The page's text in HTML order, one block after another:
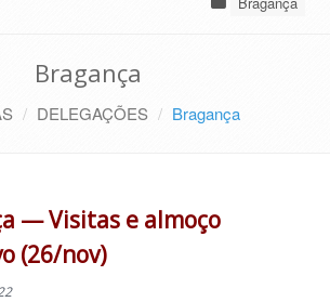
Bragança
DELEGAÇÕES Bragança
— Visitas e almoço
(26/nov)